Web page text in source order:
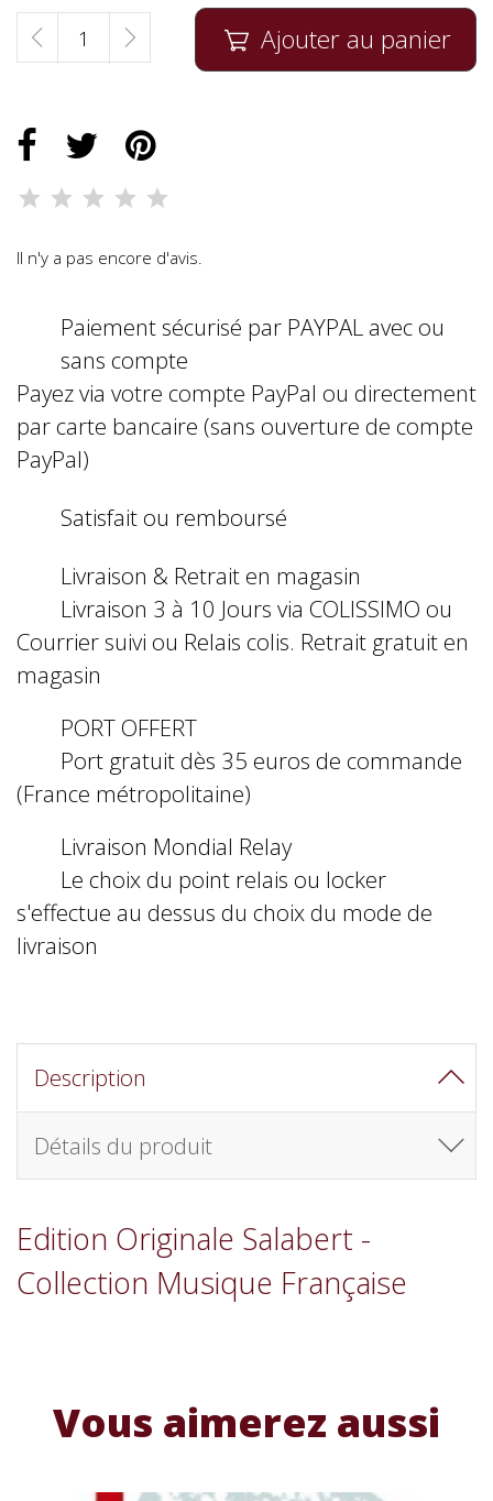
 Ajouter au panier
Il n'y a pas encore d'avis.
Paiement sécurisé par PAYPAL avec ou
sans compte
Payez via votre compte PayPal ou directement
par carte bancaire (sans ouverture de compte
PayPal)
Satisfait ou remboursé
Livraison & Retrait en magasin
Livraison 3 à 10 Jours via COLISSIMO ou
Courrier suivi ou Relais colis. Retrait gratuit en
magasin
PORT OFFERT
Port gratuit dès 35 euros de commande
(France métropolitaine)
Livraison Mondial Relay
Le choix du point relais ou locker
s'effectue au dessus du choix du mode de
livraison
Description
Détails du produit
Edition Originale Salabert -
Collection Musique Française
Vous aimerez aussi